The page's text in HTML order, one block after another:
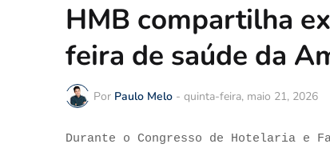
HMB compartilha
feira de saúde da
Por Paulo Melo - quinta-feira, maio 21, 2026
Durante o Congresso de Hotelaria